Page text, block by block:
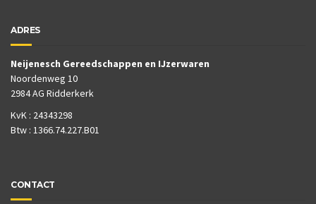
ADRES
Neijenesch Gereedschappen en IJzerwaren
Noordenweg 10
2984 AG Ridderkerk
KvK : 24343298
Btw : 1366.74.227.B01
CONTACT